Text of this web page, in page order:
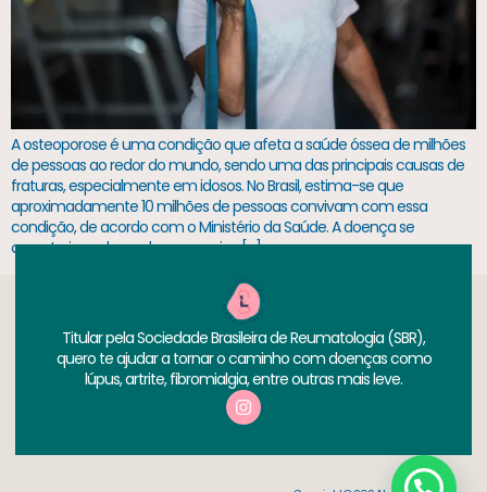
A osteoporose é uma condição que afeta a saúde óssea de milhões
de pessoas ao redor do mundo, sendo uma das principais causas de
fraturas, especialmente em idosos. No Brasil, estima-se que
aproximadamente 10 milhões de pessoas convivam com essa
condição, de acordo com o Ministério da Saúde. A doença se
caracteriza pela perda progressiva […]
Titular pela Sociedade Brasileira de Reumatologia (SBR),
quero te ajudar a tornar o caminho com doenças como
lúpus, artrite, fibromialgia, entre outras mais leve.